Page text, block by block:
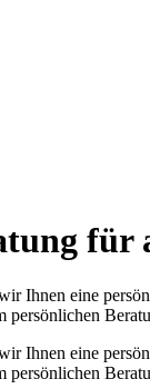
für
Ihnen eine
Ihnen eine